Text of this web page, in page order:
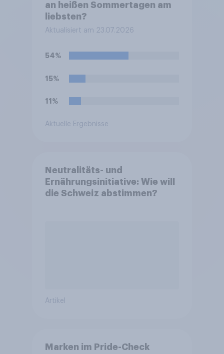
an heißen Sommertagen am
liebsten?
Aktualisiert am 23.07.2026
54%
15%
11%
Aktuelle Ergebnisse
Neutralitäts- und
Ernährungsinitiative: Wie will
die Schweiz abstimmen?
Artikel
Marken im Pride-Check